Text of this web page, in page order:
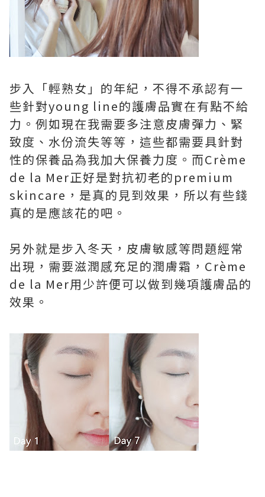
步入「輕熟女」的年紀，不得不承認有一
些針對young line的護膚品實在有點不給
力。例如現在我需要多注意皮膚彈力、緊
致度、水份流失等等，這些都需要具針對
性的保養品為我加大保養力度。而Crème
de la Mer正好是對抗初老的premium
skincare，是真的見到效果，所以有些錢
真的是應該花的吧。
另外就是步入冬天，皮膚敏感等問題經常
出現，需要滋潤感充足的潤膚霜，Crème
de la Mer用少許便可以做到幾項護膚品的
效果。